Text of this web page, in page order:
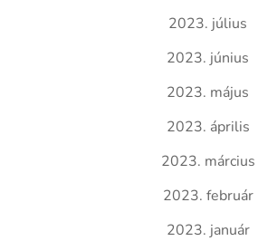
2023. július
2023. június
2023. május
2023. április
2023. március
2023. február
2023. január